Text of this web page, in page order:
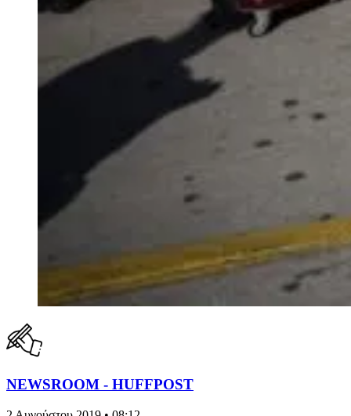
NEWSROOM - HUFFPOST